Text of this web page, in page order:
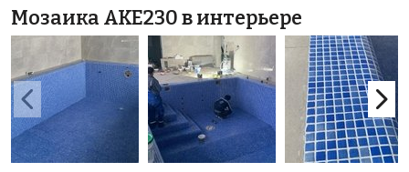
Мозаика AKE230 в интерьере